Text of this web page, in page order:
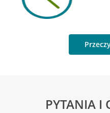
PYTANIA I